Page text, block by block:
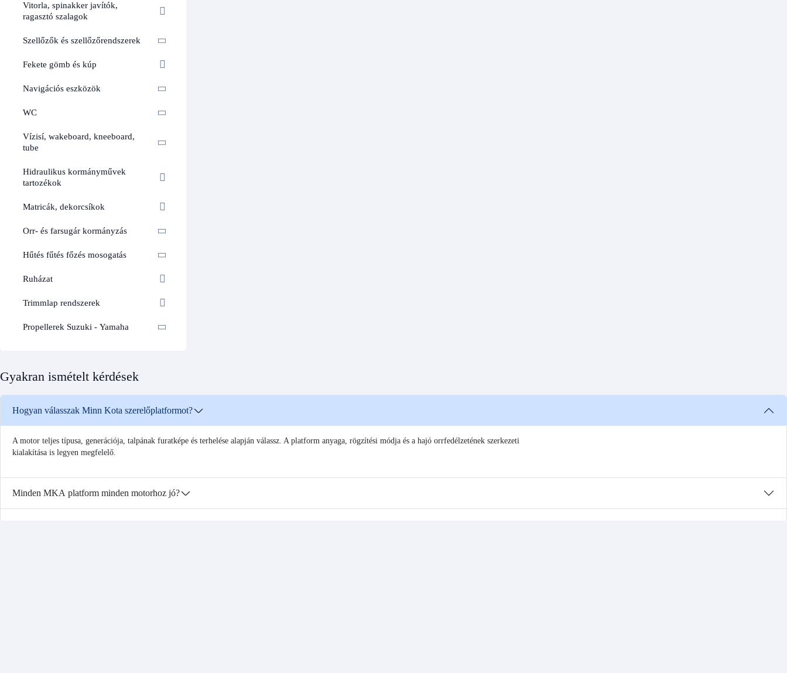
Vitorla, spinakker javítók,
ragasztó szalagok
Szellőzők és szellőzőrendszerek
Fekete gömb és kúp
Navigációs eszközök
WC
Vízisí, wakeboard, kneeboard,
tube
Hidraulikus kormányművek
tartozékok
Matricák, dekorcsíkok
Orr- és farsugár kormányzás
Hűtés fűtés főzés mosogatás
Ruházat
Trimmlap rendszerek
Propellerek Suzuki - Yamaha
Gyakran ismételt kérdések
Hogyan válasszak Minn Kota szerelőplatformot?
A motor teljes típusa, generációja, talpának furatképe és terhelése alapján válassz. A platform anyaga, rögzítési módja és a hajó orrfedélzetének szerkezeti
kialakítása is legyen megfelelő.
Minden MKA platform minden motorhoz jó?